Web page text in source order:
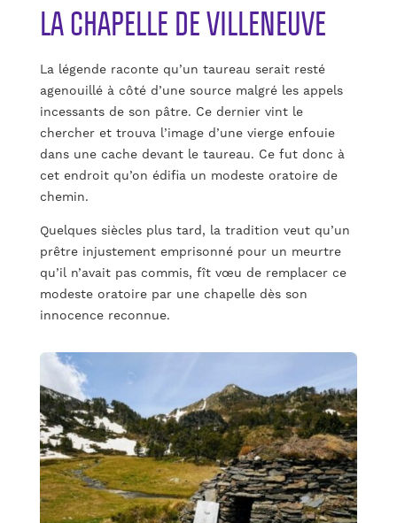
LA CHAPELLE DE VILLENEUVE
La légende raconte qu’un taureau serait resté
agenouillé à côté d’une source malgré les appels
incessants de son pâtre. Ce dernier vint le
chercher et trouva l’image d’une vierge enfouie
dans une cache devant le taureau. Ce fut donc à
cet endroit qu’on édifia un modeste oratoire de
chemin.
Quelques siècles plus tard, la tradition veut qu’un
prêtre injustement emprisonné pour un meurtre
qu’il n’avait pas commis, fît vœu de remplacer ce
modeste oratoire par une chapelle dès son
innocence reconnue.